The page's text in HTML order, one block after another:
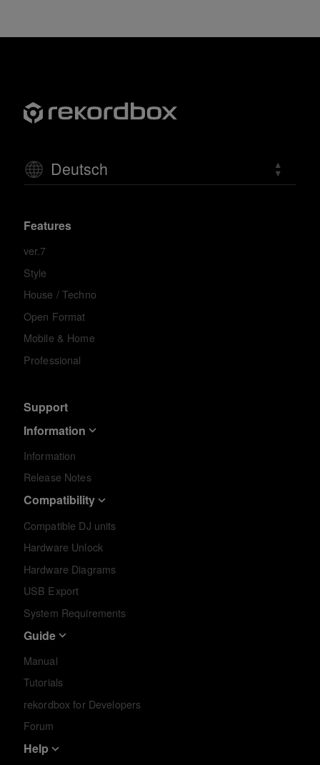
Deutsch
Features
ver.7
Style
House / Techno
Open Format
Mobile & Home
Professional
Support
Information
Information
Release Notes
Compatibility
Compatible DJ units
Hardware Unlock
Hardware Diagrams
USB Export
System Requirements
Guide
Manual
Tutorials
rekordbox for Developers
Forum
Help